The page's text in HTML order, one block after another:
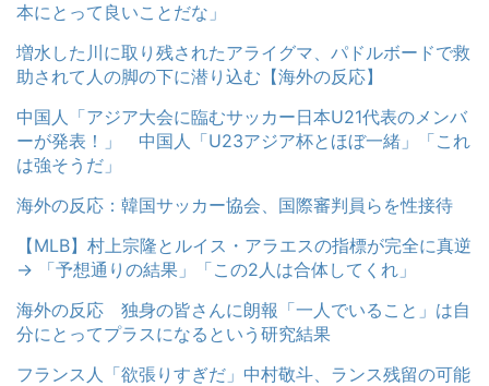
本にとって良いことだな」
増水した川に取り残されたアライグマ、パドルボードで救
助されて人の脚の下に潜り込む【海外の反応】
中国人「アジア大会に臨むサッカー日本U21代表のメンバ
ーが発表！」 中国人「U23アジア杯とほぼ一緒」「これ
は強そうだ」
海外の反応：韓国サッカー協会、国際審判員らを性接待
【MLB】村上宗隆とルイス・アラエスの指標が完全に真逆
→ 「予想通りの結果」「この2人は合体してくれ」
海外の反応 独身の皆さんに朗報「一人でいること」は自
分にとってプラスになるという研究結果
フランス人「欲張りすぎだ」中村敬斗、ランス残留の可能